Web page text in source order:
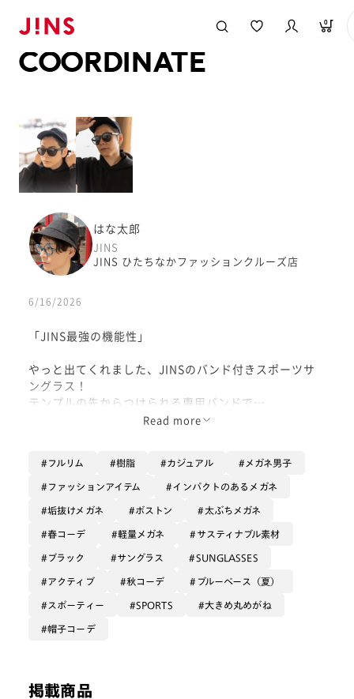
0
COORDINATE
はな太郎
JINS
JINS ひたちなかファッションクルーズ店
6/16/2026
「JINS最強の機能性」
やっと出てくれました、JINSのバンド付きスポーツサ
ングラス！
テンプルの先からつけられる専用バンドで
メガネのズレ対策はJINS史上最高になっています
大きめサイズを探している男性にもオススメ
今回のコーデはトレランスタイル
山でも活躍する1本です
Read more
フルリム 樹脂 カジュアル メガネ男子
ファッションアイテム インパクトのあるメガネ
垢抜けメガネ ボストン 太ぶちメガネ
春コーデ 軽量メガネ サスティナブル素材
ブラック サングラス SUNGLASSES
アクティブ 秋コーデ ブルーベース（夏）
スポーティー SPORTS 大きめ丸めがね
帽子コーデ
掲載商品